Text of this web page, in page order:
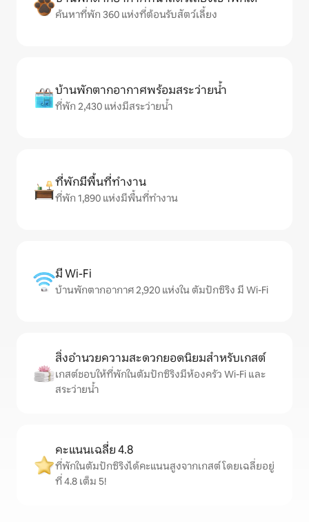
ค้นหาที่พัก 360 แห่งที่ต้อนรับสัตว์เลี้ยง
บ้านพักตากอากาศพร้อมสระว่ายน้ำ
ที่พัก 2,430 แห่งมีสระว่ายน้ำ
ที่พักมีพื้นที่ทำงาน
ที่พัก 1,890 แห่งมีพื้นที่ทำงาน
มี Wi-Fi
บ้านพักตากอากาศ 2,920 แห่งใน ตัมปักซิริง มี Wi-Fi
สิ่งอำนวยความสะดวกยอดนิยมสำหรับเกสต์
เกสต์ชอบให้ที่พักในตัมปักซิริงมีห้องครัว Wi-Fi และ
สระว่ายน้ำ
คะแนนเฉลี่ย 4.8
ที่พักในตัมปักซิริงได้คะแนนสูงจากเกสต์ โดยเฉลี่ยอยู่
ที่ 4.8 เต็ม 5!